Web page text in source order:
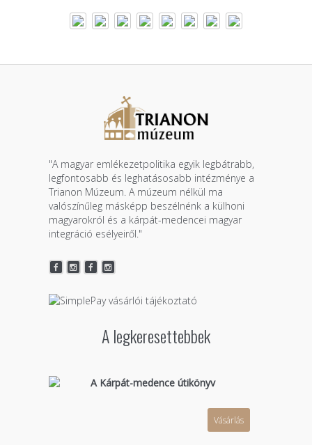
"A magyar emlékezetpolitika egyik legbátrabb,
legfontosabb és leghatásosabb intézménye a
Trianon Múzeum. A múzeum nélkül ma
valószínűleg másképp beszélnénk a külhoni
magyarokról és a kárpát-medencei magyar
integráció esélyeiről."
A legkeresettebbek
A Kárpát-medence útikönyv
Vásárlás